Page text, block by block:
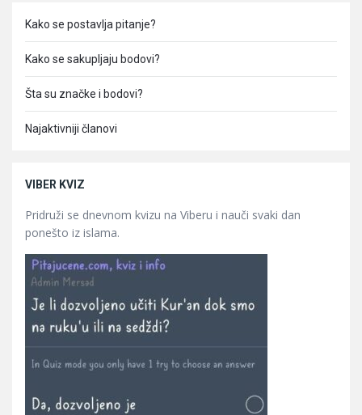
Kako se postavlja pitanje?
Kako se sakupljaju bodovi?
Šta su značke i bodovi?
Najaktivniji članovi
VIBER KVIZ
Pridruži se dnevnom kvizu na Viberu i nauči svaki dan
ponešto iz islama.